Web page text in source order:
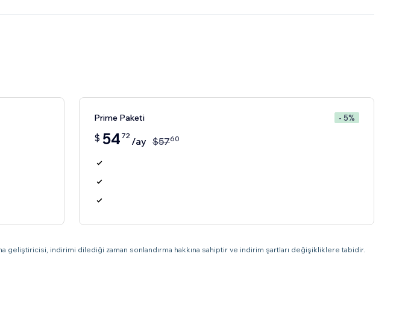
Prime Paketi - 5%
$ 54 72 /ay $5760
geliştiricisi, indirimi dilediği zaman sonlandırma hakkına sahiptir ve indirim şartları değişikliklere tabidir.